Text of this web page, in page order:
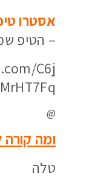
אסטרו
– הטיפ
C6j
@
ומה
טלה